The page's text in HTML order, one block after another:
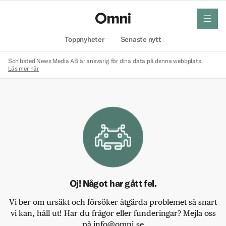
Toppnyheter Senaste nytt
meny
Schibsted News Media AB är ansvarig för dina data på denna webbplats.
Läs mer här
Oj! Något har gått fel.
Vi ber om ursäkt och försöker åtgärda problemet så snart
vi kan, håll ut! Har du frågor eller funderingar? Mejla oss